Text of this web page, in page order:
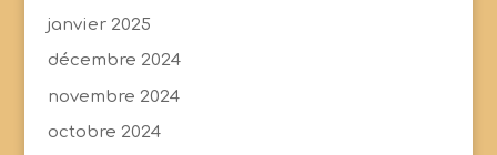
janvier 2025
décembre 2024
novembre 2024
octobre 2024